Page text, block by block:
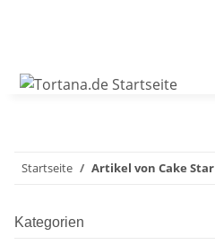
Startseite Artikel von Cake Star
Kategorien